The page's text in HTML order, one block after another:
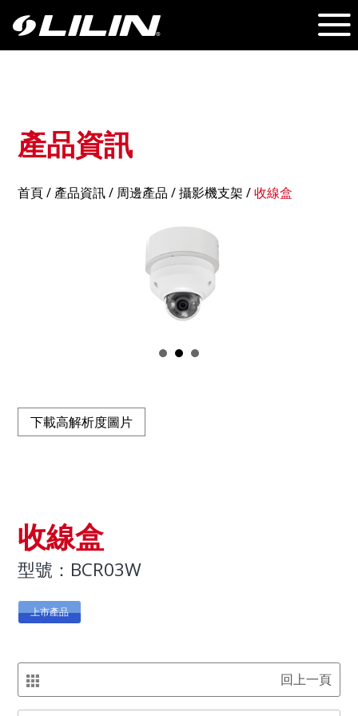
產品資訊
首頁/產品資訊/ 周邊產品 /攝影機支架 /收線盒
下載高解析度圖片
收線盒
型號：BCR03W
上市產品
回上一頁